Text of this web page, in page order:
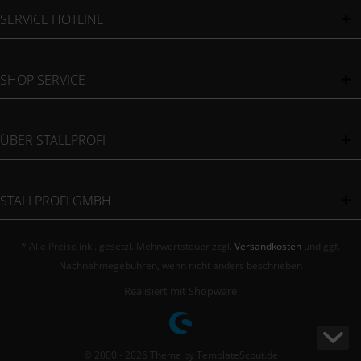
SERVICE HOTLINE
SHOP SERVICE
ÜBER STALLPROFI
STALLPROFI GMBH
* Alle Preise inkl. gesetzl. Mehrwertsteuer zzgl. Versandkosten und ggf.
Nachnahmegebühren, wenn nicht anders beschrieben
Realisiert mit Shopware
© 2000 - 2026 Theme by TemplateScout.de